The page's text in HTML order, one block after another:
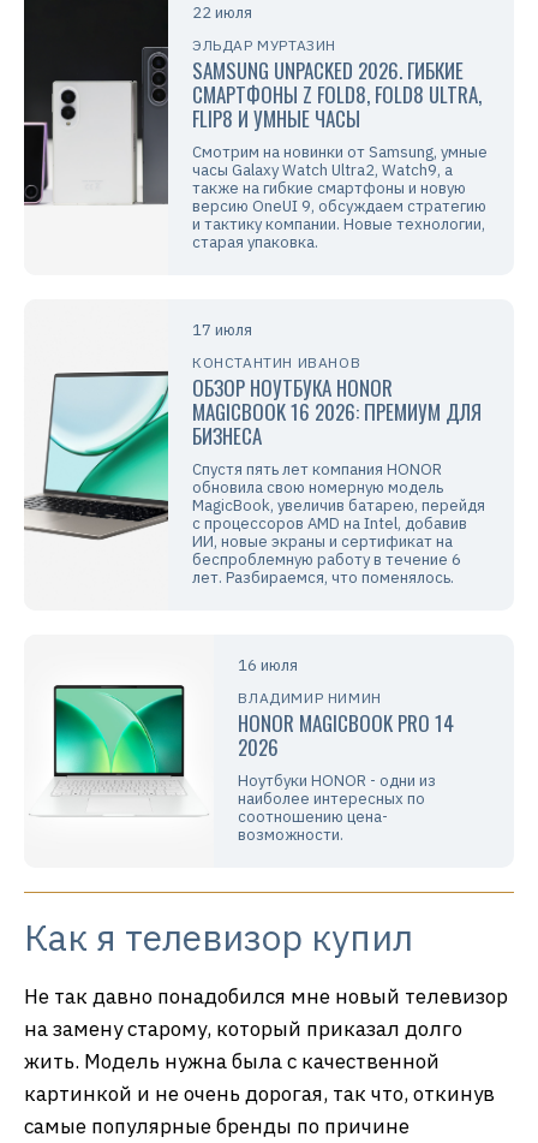
22 июля
ЭЛЬДАР МУРТАЗИН
SAMSUNG UNPACKED 2026. ГИБКИЕ
СМАРТФОНЫ Z FOLD8, FOLD8 ULTRA,
FLIP8 И УМНЫЕ ЧАСЫ
Смотрим на новинки от Samsung, умные
часы Galaxy Watch Ultra2, Watch9, а
также на гибкие смартфоны и новую
версию OneUI 9, обсуждаем стратегию
и тактику компании. Новые технологии,
старая упаковка.
17 июля
КОНСТАНТИН ИВАНОВ
ОБЗОР НОУТБУКА HONOR
MAGICBOOK 16 2026: ПРЕМИУМ ДЛЯ
БИЗНЕСА
Спустя пять лет компания HONOR
обновила свою номерную модель
MagicBook, увеличив батарею, перейдя
с процессоров AMD на Intel, добавив
ИИ, новые экраны и сертификат на
беспроблемную работу в течение 6
лет. Разбираемся, что поменялось.
16 июля
ВЛАДИМИР НИМИН
HONOR MAGICBOOK PRO 14
2026
Ноутбуки HONOR - одни из
наиболее интересных по
соотношению цена-
возможности.
Как я телевизор купил
Не так давно понадобился мне новый телевизор
на замену старому, который приказал долго
жить. Модель нужна была с качественной
картинкой и не очень дорогая, так что, откинув
самые популярные бренды по причине